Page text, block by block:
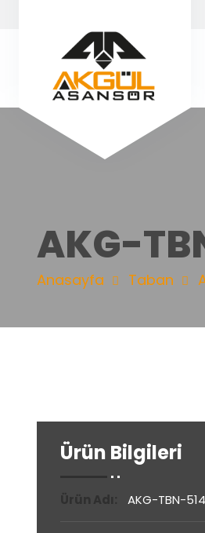
AKG-
Anasayfa Taban
Ürün Bilgileri
AKG-TBN-